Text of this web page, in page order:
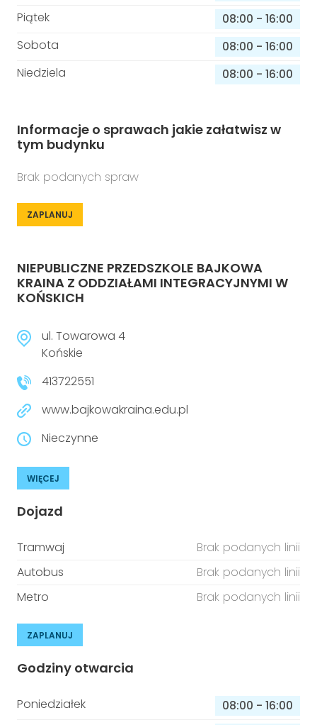
Piątek
08:00 - 16:00
Sobota
08:00 - 16:00
Niedziela
08:00 - 16:00
Informacje o sprawach jakie załatwisz w
tym budynku
Brak podanych spraw
ZAPLANUJ
NIEPUBLICZNE PRZEDSZKOLE BAJKOWA
KRAINA Z ODDZIAŁAMI INTEGRACYJNYMI W
KOŃSKICH
ul. Towarowa 4
Końskie
413722551
www.bajkowakraina.edu.pl
Nieczynne
WIĘCEJ
Dojazd
Tramwaj
Brak podanych linii
Autobus
Brak podanych linii
Metro
Brak podanych linii
ZAPLANUJ
Godziny otwarcia
Poniedziałek 08:00 - 16:00